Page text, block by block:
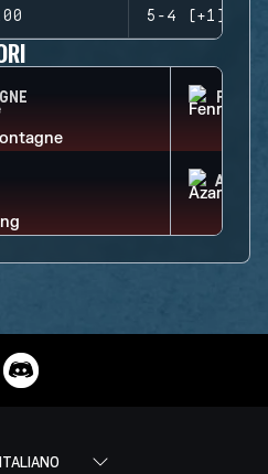
5-4 (+1)
AZAMI
ITALIANO